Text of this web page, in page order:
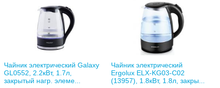
Чайник электрический Galaxy
GL0552, 2.2кВт, 1.7л,
закрытый нагр. элеме...
Чайник электрический
Ergolux ELX-KG03-C02
(13957), 1.8кВт, 1.8л, закры...